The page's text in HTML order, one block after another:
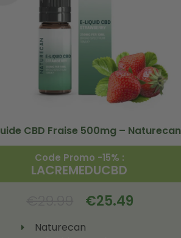
CBD Fraise 500mg – Naturecan
Code Promo -15% :
LACREMEDUCBD
€25.49
Naturecan